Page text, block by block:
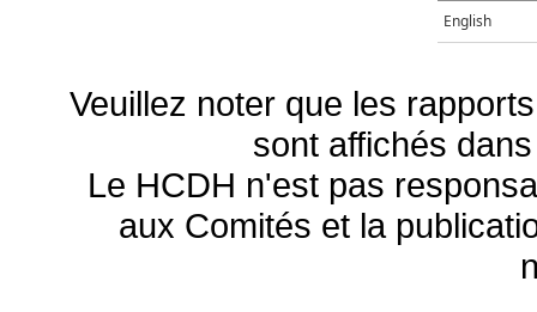
English
Veuillez noter que les
sont affichés
Le HCDH n'est pas
aux Comités et la